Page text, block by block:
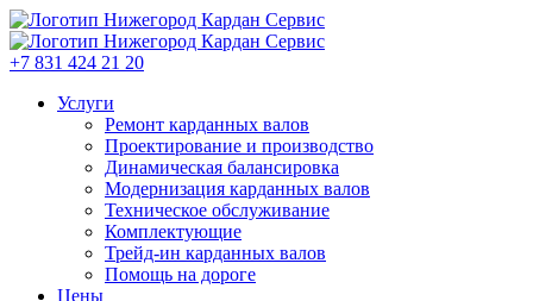
+7 831 424 21 20
Услуги
Ремонт карданных валов
Проектирование и производство
Динамическая балансировка
Модернизация карданных валов
Техническое обслуживание
Комплектующие
Трейд-ин карданных валов
Помощь на дороге
Цены